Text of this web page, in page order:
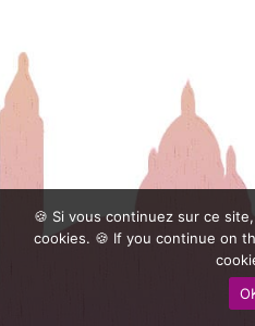
🍪 Si vous continuez sur ce
cookies. 🍪 If you continue on